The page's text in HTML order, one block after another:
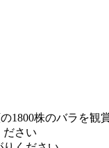
1800株のバラを観
さい